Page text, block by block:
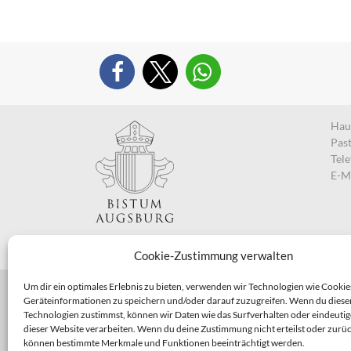
Cookie-Zustimmung verwalten
Um dir ein optimales Erlebnis zu bieten, verwenden wir Technologien wie
Geräteinformationen zu speichern und/oder darauf zuzugreifen. Wenn du
Technologien zustimmst, können wir Daten wie das Surfverhalten oder
dieser Website verarbeiten. Wenn du deine Zustimmung nicht erteilst oder
können bestimmte Merkmale und Funktionen beeinträchtigt werden.
E-